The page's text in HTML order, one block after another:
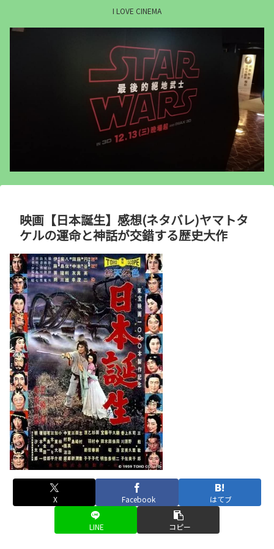
I LOVE CINEMA
映画【日本誕生】感想(ネタバレ)ヤマトタ
ケルの運命と神話が交錯する歴史大作
X Facebook はてブ
LINE コピー